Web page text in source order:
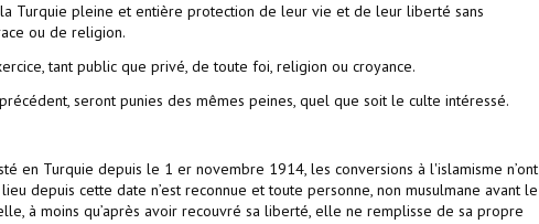
Turquie pleine et entière protection de leur vie et de leur liberté sans
ou de religion.
tant public que privé, de toute foi, religion ou croyance.
seront punies des mêmes peines, quel que soit le culte intéressé.
en Turquie depuis le 1 er novembre 1914, les conversions à l'islamisme n’ont
depuis cette date n’est reconnue et toute personne, non musulmane avant le
à moins qu’après avoir recouvré sa liberté, elle ne remplisse de sa propre